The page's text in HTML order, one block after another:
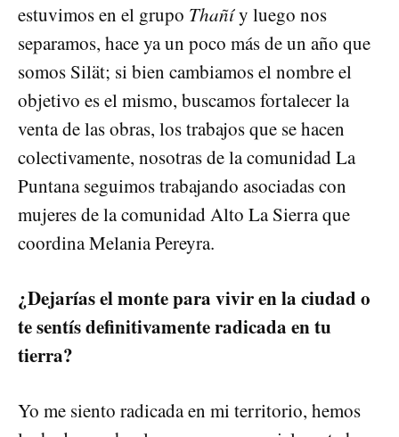
estuvimos en el grupo Thañíy luego nos
separamos, hace ya un poco más de un año que
somos Silät; si bien cambiamos el nombre el
objetivo es el mismo, buscamos fortalecer la
venta de las obras, los trabajos que se hacen
colectivamente, nosotras de la comunidad La
Puntana seguimos trabajando asociadas con
mujeres de la comunidad Alto La Sierra que
coordina Melania Pereyra.
¿Dejarías el monte para vivir en la ciudad o
te sentís definitivamente radicada en tu
tierra?
Yo me siento radicada en mi territorio, hemos